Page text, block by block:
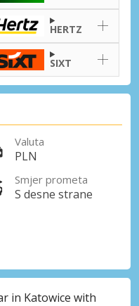
HERTZ
SIXT
Valuta
PLN
Smjer prometa
S desne strane
in Katowice with